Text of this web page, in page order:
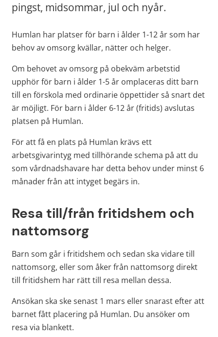
pingst, midsommar, jul och nyår.
Humlan har platser för barn i ålder 1-12 år som har
behov av omsorg kvällar, nätter och helger.
Om behovet av omsorg på obekväm arbetstid
upphör för barn i ålder 1-5 år omplaceras ditt barn
till en förskola med ordinarie öppettider så snart det
är möjligt. För barn i ålder 6-12 år (fritids) avslutas
platsen på Humlan.
För att få en plats på Humlan krävs ett
arbetsgivarintyg med tillhörande schema på att du
som vårdnadshavare har detta behov under minst 6
månader från att intyget begärs in.
Resa till/från fritidshem och
nattomsorg
Barn som går i fritidshem och sedan ska vidare till
nattomsorg, eller som åker från nattomsorg direkt
till fritidshem har rätt till resa mellan dessa.
Ansökan ska ske senast 1 mars eller snarast efter att
barnet fått placering på Humlan. Du ansöker om
resa via blankett.